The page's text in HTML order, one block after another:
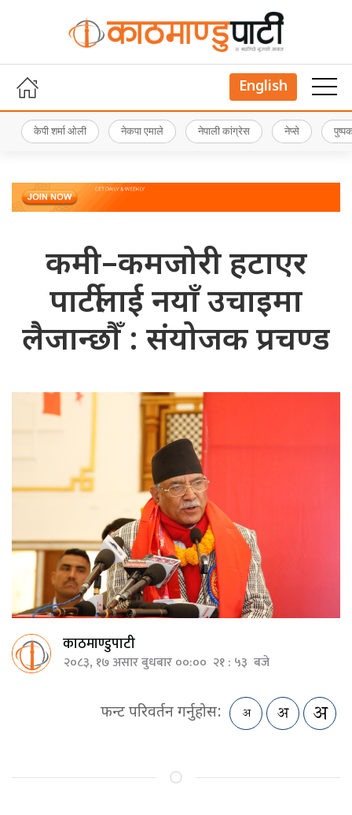
English
केपी शर्मा ओली नेकपा एमाले नेपाली कांग्रेस नेप्से
कमी–कमजोरी हटाएर
पार्टीलाई नयाँ उचाइमा
लैजान्छौँ : संयोजक प्रचण्ड
काठमाण्डुपाटी
२०८३, १७ असार बुधबार ००:०० २१ : ५३ बजे
फन्ट परिवर्तन गर्नुहोस: